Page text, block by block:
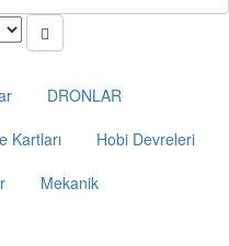
DRONLAR
Kartları
Hobi Devreleri
Mekanik